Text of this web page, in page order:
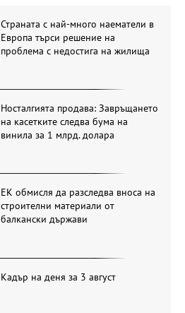
Страната с най-много наематели в
Европа търси решение на
проблема с недостига на жилища
Носталгията продава: Завръщането
на касетките следва бума на
винила за 1 млрд. долара
ЕК обмисля да разследва вноса на
строителни материали от
балкански държави
Кадър на деня за 3 август